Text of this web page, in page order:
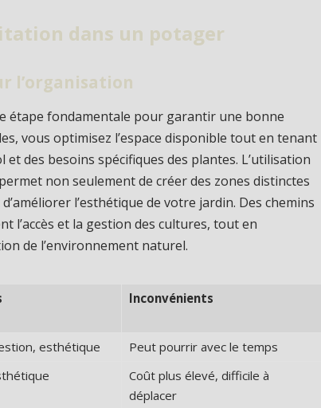
dans un potager
l’organisation
étape fondamentale pour garantir une bonne
vous optimisez l’espace disponible tout en tenant
des besoins spécifiques des plantes. L’utilisation
permet non seulement de créer des zones distinctes
l’esthétique de votre jardin. Des chemins
l’accès et la gestion des cultures, tout en
de l’environnement naturel.
Inconvénients
esthétique
Peut pourrir avec le temps
Coût plus élevé, difficile à
déplacer